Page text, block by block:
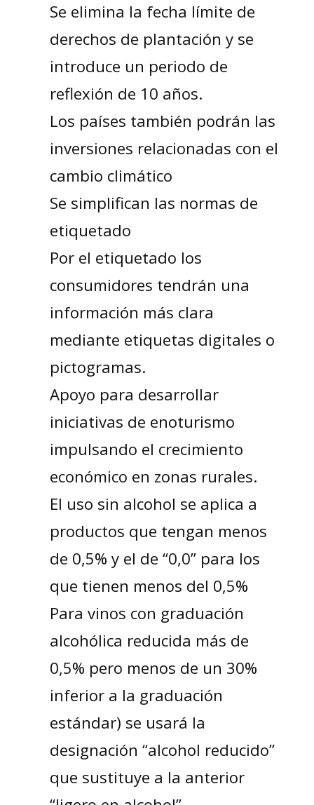
Se elimina la fecha límite de
derechos de plantación y se
introduce un periodo de
reflexión de 10 años.
Los países también podrán las
inversiones relacionadas con el
cambio climático
Se simplifican las normas de
etiquetado
Por el etiquetado los
consumidores tendrán una
información más clara
mediante etiquetas digitales o
pictogramas.
Apoyo para desarrollar
iniciativas de enoturismo
impulsando el crecimiento
económico en zonas rurales.
El uso sin alcohol se aplica a
productos que tengan menos
de 0,5% y el de “0,0” para los
que tienen menos del 0,5%
Para vinos con graduación
alcohólica reducida más de
0,5% pero menos de un 30%
inferior a la graduación
estándar) se usará la
designación “alcohol reducido”
que sustituye a la anterior